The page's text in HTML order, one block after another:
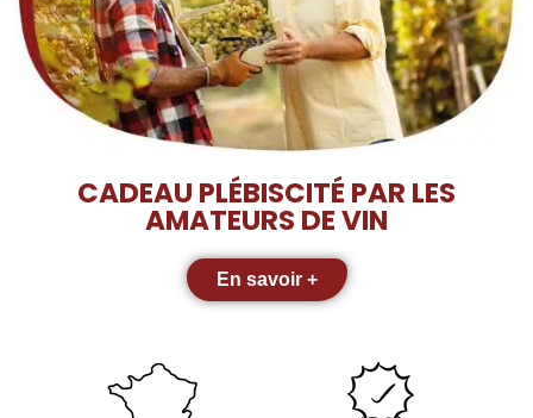
CADEAU PLÉBISCITÉ PAR LES
AMATEURS DE VIN
En savoir +